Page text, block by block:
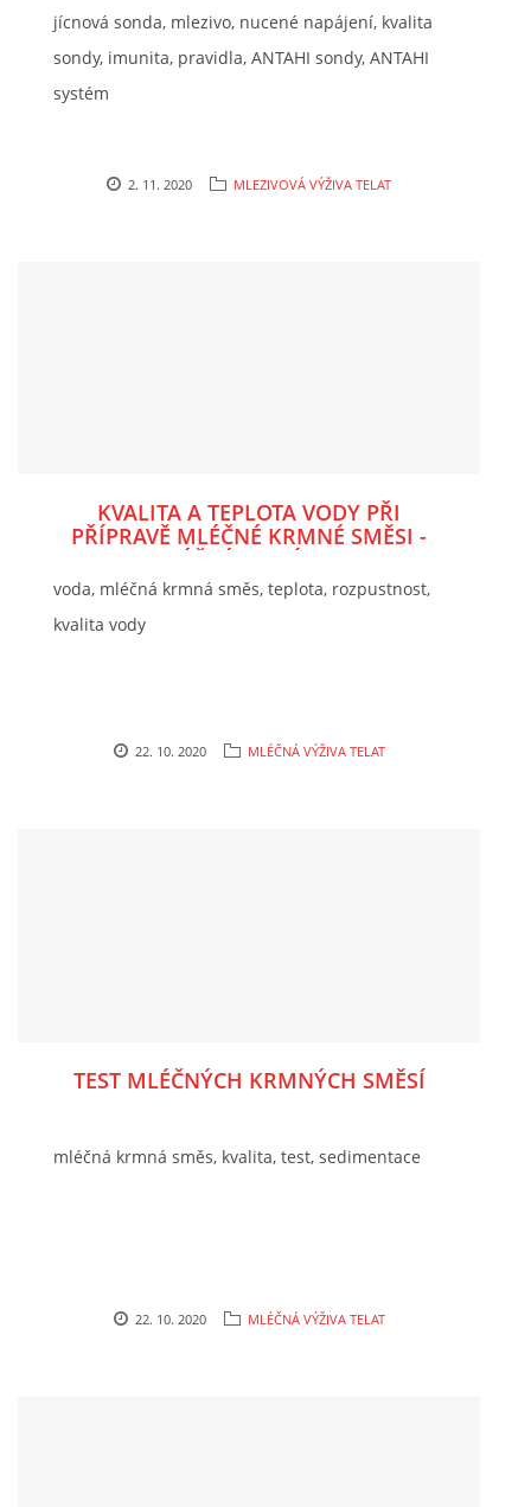
jícnová sonda, mlezivo, nucené napájení, kvalita
sondy, imunita, pravidla, ANTAHI sondy, ANTAHI
systém
2. 11. 2020 MLEZIVOVÁ VÝŽIVA TELAT
KVALITA A TEPLOTA VODY PŘI
PŘÍPRAVĚ MLÉČNÉ KRMNÉ SMĚSI -
MLÉČNÉHO NÁPOJE
voda, mléčná krmná směs, teplota, rozpustnost,
kvalita vody
22. 10. 2020 MLÉČNÁ VÝŽIVA TELAT
TEST MLÉČNÝCH KRMNÝCH SMĚSÍ
mléčná krmná směs, kvalita, test, sedimentace
22. 10. 2020 MLÉČNÁ VÝŽIVA TELAT